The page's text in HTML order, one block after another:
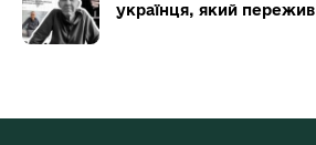
українця, який